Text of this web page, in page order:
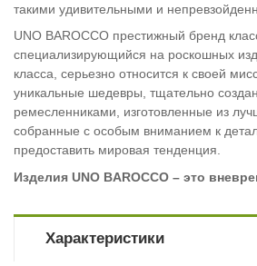
такими удивительными и
UNO BAROCCO престижный бренд
специализирующийся на роскошных
класса, серьезно относится к своей
уникальные шедевры, тщательно
ремесленниками, изготовленные из
собранные с особым вниманием к
предоставить мировая тенденция.
Изделия UNO BAROCCO – это
Характеристики